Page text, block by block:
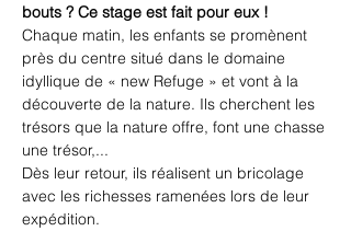
bouts ? Ce stage est fait pour eux !
Chaque matin, les enfants se promènent
près du centre situé dans le domaine
idyllique de « new Refuge » et vont à la
découverte de la nature. Ils cherchent les
trésors que la nature offre, font une chasse
une trésor,...
Dès leur retour, ils réalisent un bricolage
avec les richesses ramenées lors de leur
expédition.